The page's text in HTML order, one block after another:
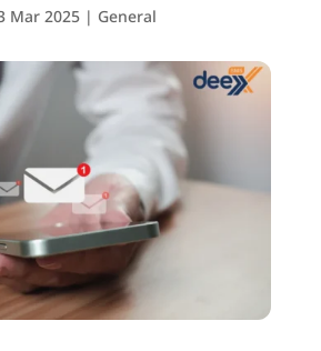
Mar 2025| General